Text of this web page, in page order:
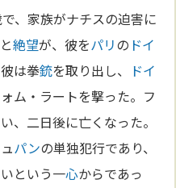
、家族がナチスの迫害に
絶望が、彼をパリの ドイ
は拳銃を取り出し、
ドイ
ム・ラートを撃った。フ
、二日後に亡くなった。
パンの単独犯行であり、
という一心からであっ